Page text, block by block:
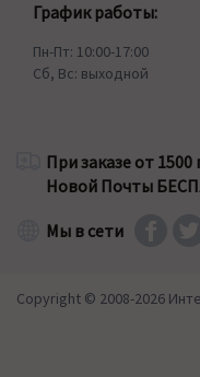
График работы:
Пн-Пт: 10:00-17:00
Сб, Вс: выходной
При заказе от
Новой Почты
Мы в сети
Copyright © 2008-2026